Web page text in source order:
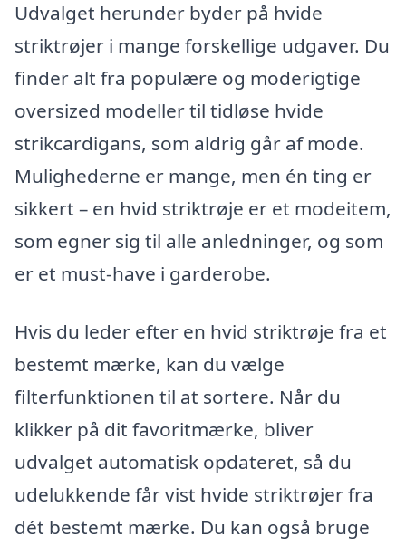
Udvalget herunder byder på hvide
striktrøjer i mange forskellige udgaver. Du
finder alt fra populære og moderigtige
oversized modeller til tidløse hvide
strikcardigans, som aldrig går af mode.
Mulighederne er mange, men én ting er
sikkert – en hvid striktrøje er et modeitem,
som egner sig til alle anledninger, og som
er et must-have i garderobe.
Hvis du leder efter en hvid striktrøje fra et
bestemt mærke, kan du vælge
filterfunktionen til at sortere. Når du
klikker på dit favoritmærke, bliver
udvalget automatisk opdateret, så du
udelukkende får vist hvide striktrøjer fra
dét bestemt mærke. Du kan også bruge